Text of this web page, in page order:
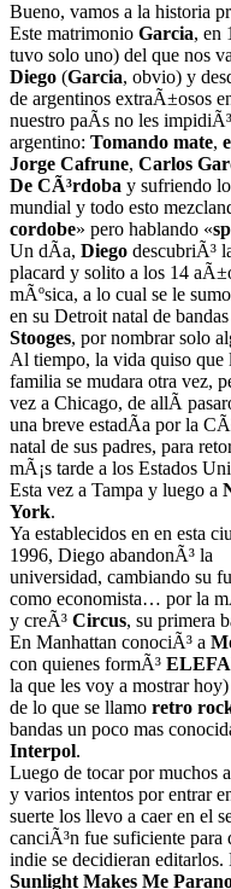
Bueno, vamos a la historia
Este matrimonio Garcia, en
tuvo solo uno) del que nos
Diego (Garcia, obvio) y
de argentinos extraÃ±osos
nuestro paÃ­s no les
argentino: Tomando mate,
Jorge Cafrune, Carlos
De CÃ³rdoba y sufriendo
mundial y todo esto
cordobe» pero hablando «
Un dÃ­a, Diego descubriÃ³
placard y solito a los 14
mÃºsica, a lo cual se le
en su Detroit natal de
Stooges, por nombrar solo
Al tiempo, la vida quiso que
familia se mudara otra vez,
vez a Chicago, de allÃ­
una breve estadÃ­a por la
natal de sus padres, para
mÃ¡s tarde a los Estados
Esta vez a Tampa y luego a
York.
Ya establecidos en en esta
1996, Diego abandonÃ³ la
universidad, cambiando su
como economista… por la
y creÃ³ Circus, su primera
En Manhattan conociÃ³ a
con quienes formÃ³
la que les voy a mostrar
de lo que se llamo retro
bandas un poco mas
Interpol.
Luego de tocar por muchos
y varios intentos por entrar
suerte los llevo a caer en el
canciÃ³n fue suficiente
indie se decidieran
Sunlight Makes Me